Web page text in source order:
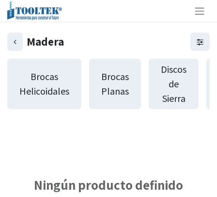
Madera
Brocas
Helicoidales
Brocas
Planas
Discos
de
Sierra
Ningún producto definido